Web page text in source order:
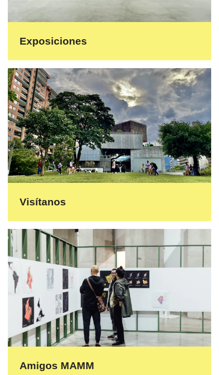
Exposiciones
Visítanos
Amigos MAMM